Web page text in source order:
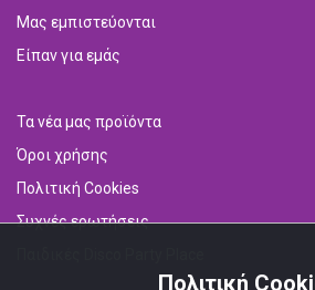
Μας εμπιστεύονται
Είπαν για εμάς
Τα νέα μας προϊόντα
Όροι χρήσης
Πολιτική Cookies
Συχνές ερωτήσεις
Πολιτική